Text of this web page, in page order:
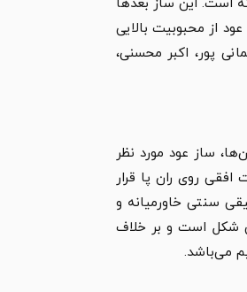
است. این ساز بعدها
از محبوبیت بالایی
پور، اکبر محسنی،
ساز عود مورد نظر
روی ران پا قرار
سنتی خاورمیانه و
شکل است و بر خلاف